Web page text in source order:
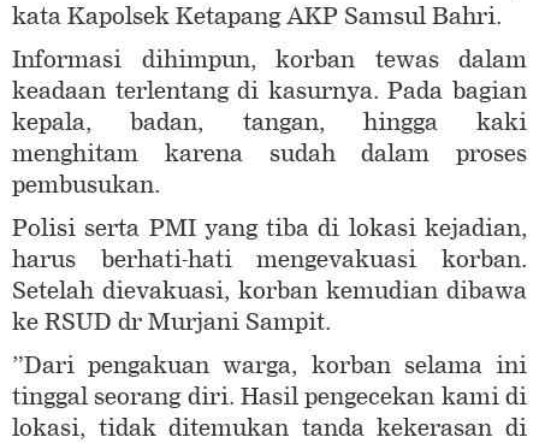
kata Kapolsek Ketapang AKP Samsul Bahri.
Informasi dihimpun, korban tewas dalam
keadaan terlentang di kasurnya. Pada bagian
kepala, badan, tangan, hingga kaki
menghitam karena sudah dalam proses
pembusukan.
Polisi serta PMI yang tiba di lokasi kejadian,
harus berhati-hati mengevakuasi korban.
Setelah dievakuasi, korban kemudian dibawa
ke RSUD dr Murjani Sampit.
”Dari pengakuan warga, korban selama ini
tinggal seorang diri. Hasil pengecekan kami di
lokasi, tidak ditemukan tanda kekerasan di